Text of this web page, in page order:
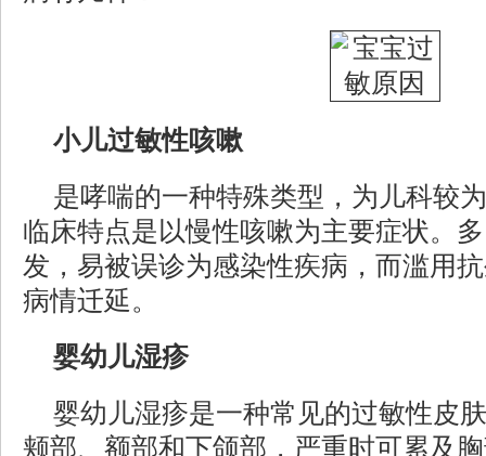
小儿过敏性咳嗽
是哮喘的一种特殊类型，为儿科较
临床特点是以慢性咳嗽为主要症状。
发，易被误诊为感染性疾病，而滥用
病情迁延。
婴幼儿湿疹
婴幼儿湿疹是一种常见的过敏性皮
颊部、额部和下颌部，严重时可累及